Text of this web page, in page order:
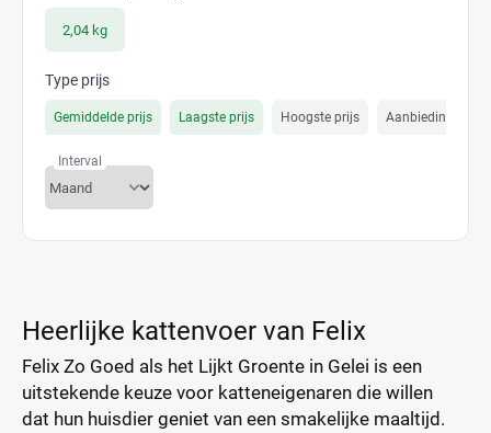
2,04 kg
Type prijs
Gemiddelde prijs Laagste prijs Hoogste prijs Aanbiedings prijs
Interval
Heerlijke kattenvoer van Felix
Felix Zo Goed als het Lijkt Groente in Gelei is een
uitstekende keuze voor katteneigenaren die willen
dat hun huisdier geniet van een smakelijke maaltijd.